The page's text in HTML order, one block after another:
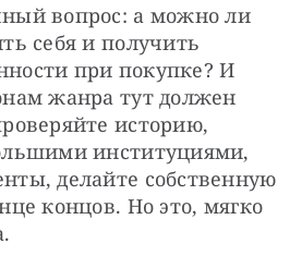
вопрос: а можно ли
себя и получить
при покупке? И
жанра тут должен
историю,
институциями,
делайте собственную
концов. Но это, мягко